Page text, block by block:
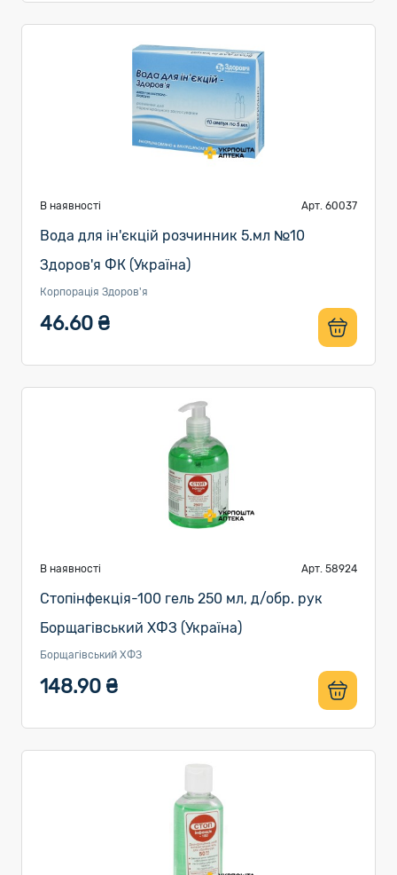
В наявності Арт. 60037
Вода для ін'єкцій розчинник 5.мл №10
Здоров'я ФК (Україна)
Корпорація Здоров'я
46.60 ₴
В наявності Арт. 58924
Стопінфекція-100 гель 250 мл, д/обр. рук
Борщагівський ХФЗ (Україна)
Борщагівський ХФЗ
148.90 ₴